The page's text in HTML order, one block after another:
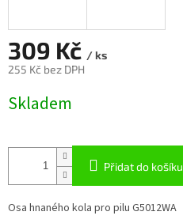
309 Kč / ks
255 Kč bez DPH
cena:
Skladem
Přidat do košíku
Osa hnaného kola pro pilu G5012WA